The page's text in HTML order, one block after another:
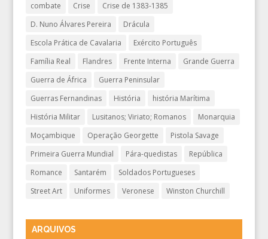
combate
Crise
Crise de 1383-1385
D. Nuno Álvares Pereira
Drácula
Escola Prática de Cavalaria
Exército Português
Família Real
Flandres Frente Interna
Grande Guerra
Guerra de África
Guerra Peninsular
Guerras Fernandinas
História
história Marítima
História Militar
Lusitanos; Viriato; Romanos
Monarquia
Moçambique
Operação Georgette
Pistola Savage
Primeira Guerra Mundial
Pára-quedistas
República
Romance
Santarém
Soldados Portugueses
Street Art
Uniformes Veronese Winston Churchill
ARQUIVOS